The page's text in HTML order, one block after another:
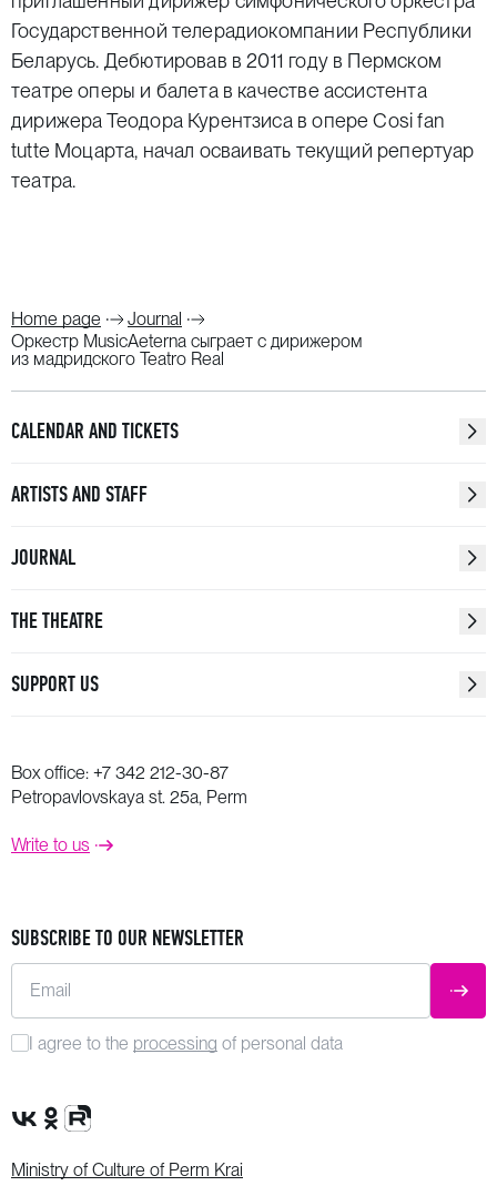
Государственной телерадиокомпании Республики
Беларусь. Дебютировав в 2011 году в Пермском
театре оперы и балета в качестве ассистента
дирижера Теодора Курентзиса в опере Cosi fan
tutte Моцарта, начал осваивать текущий репертуар
театра.
Home page
Journal
Оркестр MusicAeterna сыграет с дирижером
из мадридского Teatro Real
CALENDAR AND TICKETS
ARTISTS AND STAFF
JOURNAL
THE THEATRE
SUPPORT US
Box office: +7 342 212-30-87
Petropavlovskaya st. 25a, Perm
Write to us
SUBSCRIBE TO OUR NEWSLETTER
Email
I agree to the processing of personal data
VK Group
OK Group
Rutube channel
Ministry of Culture of Perm Krai